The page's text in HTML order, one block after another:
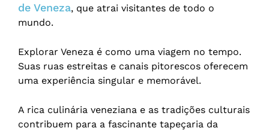
de Veneza, que atrai visitantes de todo o
mundo.
Explorar Veneza é como uma viagem no tempo.
Suas ruas estreitas e canais pitorescos oferecem
uma experiência singular e memorável.
A rica culinária veneziana e as tradições culturais
contribuem para a fascinante tapeçaria da